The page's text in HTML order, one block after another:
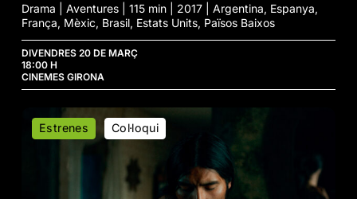
Drama | Aventures | 115 min | 2017 | Argentina, Espanya,
França, Mèxic, Brasil, Estats Units, Països Baixos
DIVENDRES 20 DE MARÇ
18:00 H
CINEMES GIRONA
La
Anatomía
Col·loqui
Estrenes